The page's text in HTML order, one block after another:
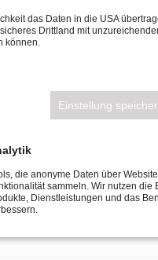
das Daten in die USA
Drittland mit
können.
Einstellung
die anonyme Daten über
sammeln. Wir nutzen die
Dienstleistungen und das